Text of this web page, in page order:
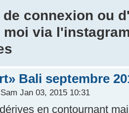
de connexion ou
moi via
Bali septembre
Jan 03, 2015 10:31
en contournant